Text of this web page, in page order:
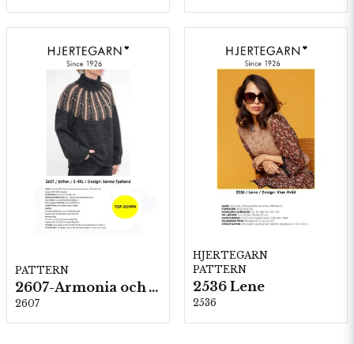
PATTERN
2607-Armonia och Alpaca 400
2607
HJERTEGARN
PATTERN
2536 Lene
2536